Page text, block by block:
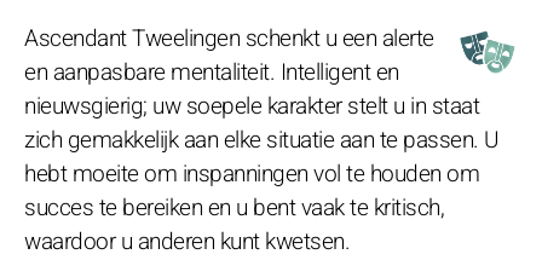
Ascendant Tweelingen schenkt u een alerte
en aanpasbare mentaliteit. Intelligent en
nieuwsgierig; uw soepele karakter stelt u in staat
zich gemakkelijk aan elke situatie aan te passen. U
hebt moeite om inspanningen vol te houden om
succes te bereiken en u bent vaak te kritisch,
waardoor u anderen kunt kwetsen.